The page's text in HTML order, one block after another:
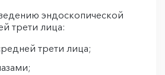
эндоскопической
трети лица:
трети лица;